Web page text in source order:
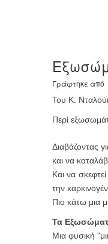
Γράφτηκε από
Του Κ.
Περί
Διαβάζοντας
και να
Και να
την
Πιο κάτω μια
Τα
Μια φυσική